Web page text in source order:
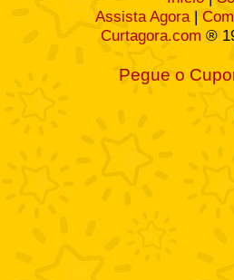
Assista Agora|
Curtagora.com ®
Pegue o